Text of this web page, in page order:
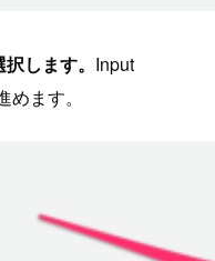
します。 Input
ます。